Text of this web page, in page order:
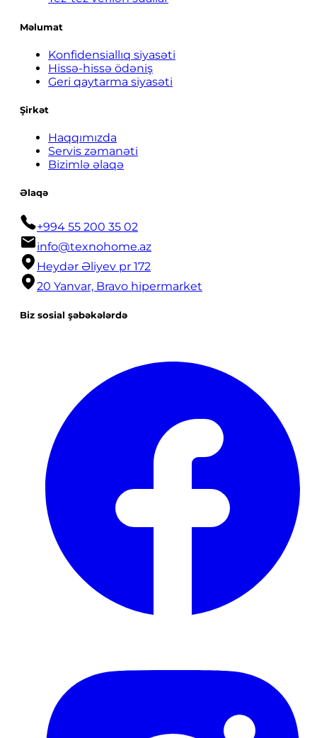
Məlumat
Konfidensiallıq siyasəti
Hissə-hissə ödəniş
Geri qaytarma siyasəti
Şirkət
Haqqımızda
Servis zəmanəti
Bizimlə əlaqə
Əlaqə
+994 55 200 35 02
info@texnohome.az
Heydər Əliyev pr 172
20 Yanvar, Bravo hipermarket
Biz sosial şəbəkələrdə